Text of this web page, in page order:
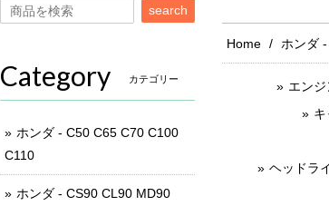
Home ホンダ
エン
ヘッドラ
search
Category カテゴリー
ホンダ - C50 C65 C70 C100
C110
ホンダ - CS90 CL90 MD90